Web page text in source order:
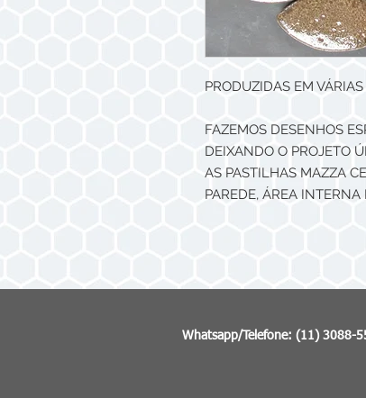
PRODUZIDAS EM
FAZEMOS DESENHOS
DEIXANDO O PROJETO
AS PASTILHAS MAZZA
PAREDE, ÁREA INTERNA
Whatsapp/Telefone: (11) 3088-